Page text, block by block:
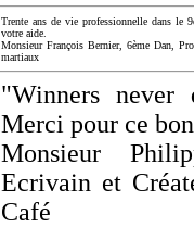
Trente ans de vie professionnelle dans le
votre aide.
Monsieur François Bernier, 6ème Dan,
martiaux
"Winners
Merci pour ce
Monsieur
Ecrivain et
Café